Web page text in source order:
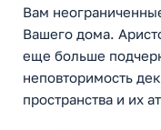
Вам
Вашего дома.
еще больше
неповторимость
пространства и их